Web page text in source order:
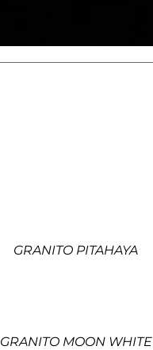
GRANITO PITAHAYA
GRANITO MOON WHITE